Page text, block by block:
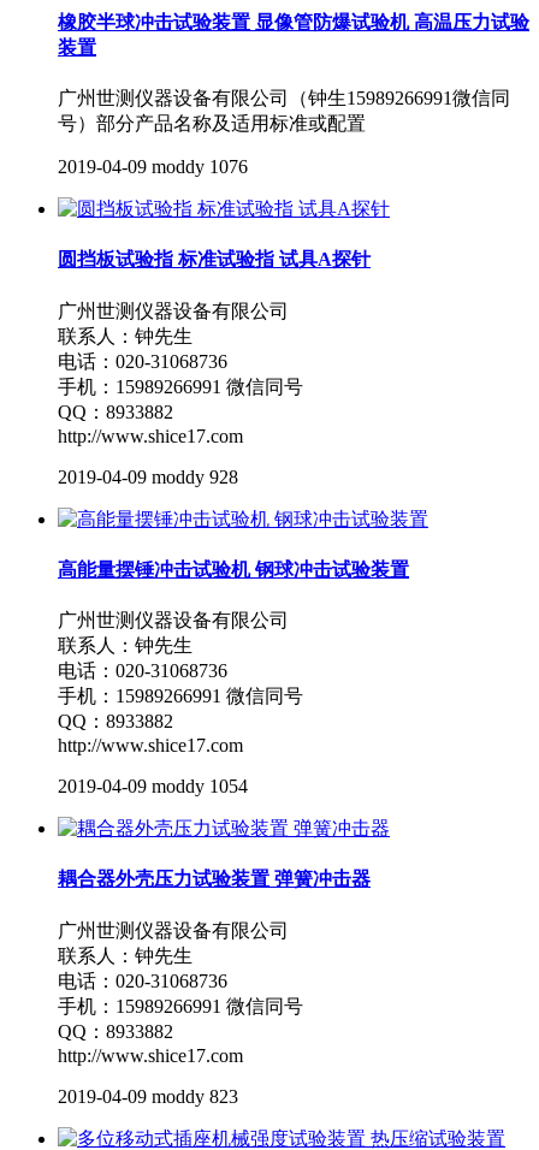
橡胶半球冲击试验装置 显像管防爆试验机 高温压力试验
装置
广州世测仪器设备有限公司（钟生15989266991微信同
号）部分产品名称及适用标准或配置
2019-04-09 moddy 1076
圆挡板试验指 标准试验指 试具A探针
广州世测仪器设备有限公司
联系人：钟先生
电话：020-31068736
手机：15989266991 微信同号
QQ：8933882
http://www.shice17.com
2019-04-09 moddy 928
高能量摆锤冲击试验机 钢球冲击试验装置
广州世测仪器设备有限公司
联系人：钟先生
电话：020-31068736
手机：15989266991 微信同号
QQ：8933882
http://www.shice17.com
2019-04-09 moddy 1054
耦合器外壳压力试验装置 弹簧冲击器
广州世测仪器设备有限公司
联系人：钟先生
电话：020-31068736
手机：15989266991 微信同号
QQ：8933882
http://www.shice17.com
2019-04-09 moddy 823